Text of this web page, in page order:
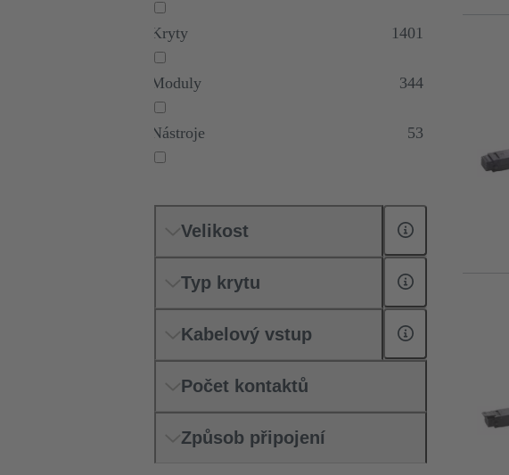
Kryty 1401
Moduly 344
Nástroje 53
Rozvaděče energie 28
Sady konektorů 119
Systémová kabeláž 1081
Vložky
Velikost
Typ krytu
Kabelový vstup
Počet kontaktů
Způsob připojení